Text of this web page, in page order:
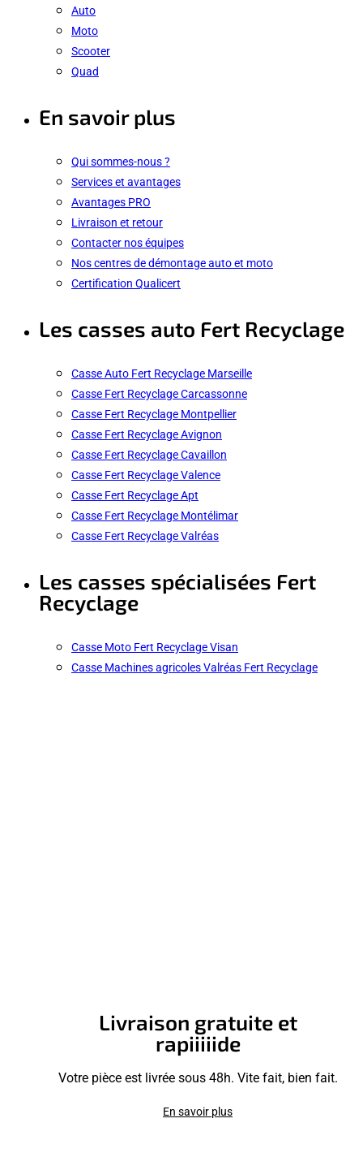
Auto
Moto
Scooter
Quad
En savoir plus
Qui sommes-nous ?
Services et avantages
Avantages PRO
Livraison et retour
Contacter nos équipes
Nos centres de démontage auto et moto
Certification Qualicert
Les casses auto Fert Recyclage
Casse Auto Fert Recyclage Marseille
Casse Fert Recyclage Carcassonne
Casse Fert Recyclage Montpellier
Casse Fert Recyclage Avignon
Casse Fert Recyclage Cavaillon
Casse Fert Recyclage Valence
Casse Fert Recyclage Apt
Casse Fert Recyclage Montélimar
Casse Fert Recyclage Valréas
Les casses spécialisées Fert
Recyclage
Casse Moto Fert Recyclage Visan
Casse Machines agricoles Valréas Fert Recyclage
Livraison gratuite et
rapiiiiide
Votre pièce est livrée sous 48h. Vite fait, bien fait.
En savoir plus